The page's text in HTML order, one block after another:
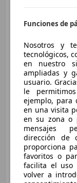
01/2022
Funciones de
Nosotros y
tecnológicos,
en nuestro
ampliadas y
usuario.
le
ejemplo, para
en una visita
en su zona o
mensajes
dirección de
proporciona
favoritos o
facilita el uso
volver a